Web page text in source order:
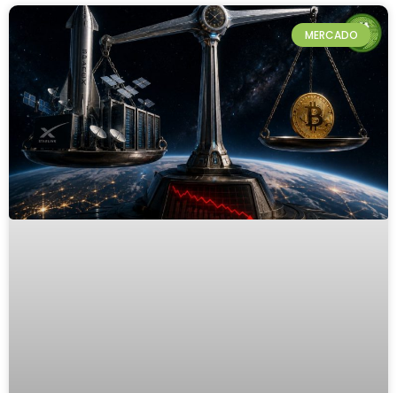
MERCADO